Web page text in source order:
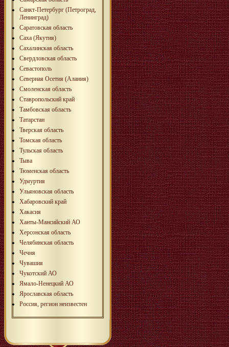
Санкт-Петербург (Петроград,
Ленинград)
Саратовская область
Саха (Якутия)
Сахалинская область
Свердловская область
Севастополь
Северная Осетия (Алания)
Смоленская область
Ставропольский край
Тамбовская область
Татарстан
Тверская область
Томская область
Тульская область
Тыва
Тюменская область
Удмуртия
Ульяновская область
Хабаровский край
Хакасия
Ханты-Мансийский АО
Херсонская область
Челябинская область
Чечня
Чувашия
Чукотский АО
Ямало-Ненецкий АО
Ярославская область
Россия, регион неизвестен